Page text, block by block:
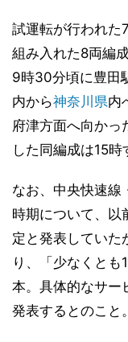
試運転が行われた
組み入れた8両編
9時30分頃に豊田
内から神奈川県内
府津方面へ向かっ
した同編成は15時
なお、中央快速線
時期について、
定と発表していた
り、「少なくとも
本。具体的なサー
発表するとのこと。